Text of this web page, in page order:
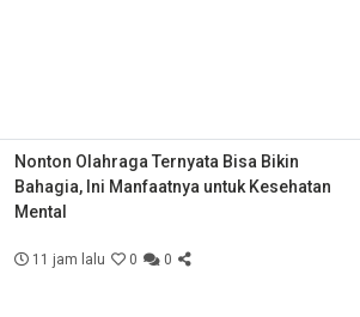
Nonton Olahraga Ternyata Bisa Bikin
Bahagia, Ini Manfaatnya untuk Kesehatan
Mental
11 jam lalu 0 0